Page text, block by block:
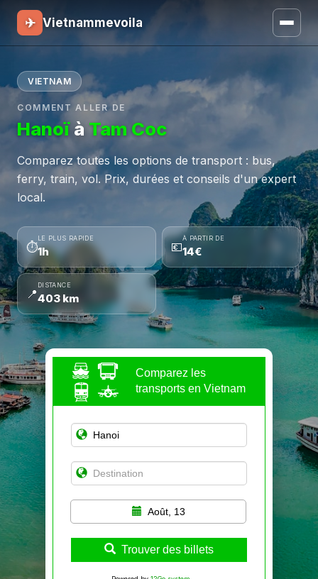
✈ Vietnammevoila
VIETNAM
COMMENT ALLER DE
HanoïàTam Coc
Comparez toutes les options de transport : bus,
ferry, train, vol. Prix, durées et conseils d'un expert
local.
⏱
LE PLUS RAPIDE
1h 💶
À PARTIR DE
14€
📍
DISTANCE
403 km
Comparez les
transports en Vietnam
Août, 13
Trouver des billets